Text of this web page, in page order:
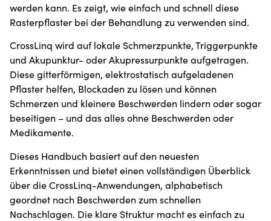
werden kann. Es zeigt, wie einfach und schnell diese
Rasterpflaster bei der Behandlung zu verwenden sind.
CrossLinq wird auf lokale Schmerzpunkte, Triggerpunkte
und Akupunktur- oder Akupressurpunkte aufgetragen.
Diese gitterförmigen, elektrostatisch aufgeladenen
Pflaster helfen, Blockaden zu lösen und können
Schmerzen und kleinere Beschwerden lindern oder sogar
beseitigen – und das alles ohne Beschwerden oder
Medikamente.
Dieses Handbuch basiert auf den neuesten
Erkenntnissen und bietet einen vollständigen Überblick
über die CrossLinq-Anwendungen, alphabetisch
geordnet nach Beschwerden zum schnellen
Nachschlagen. Die klare Struktur macht es einfach zu